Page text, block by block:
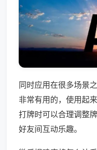
同时应用在很多场景
非常有用的，使用起
打牌时可以合理调整
好友间互动乐趣。